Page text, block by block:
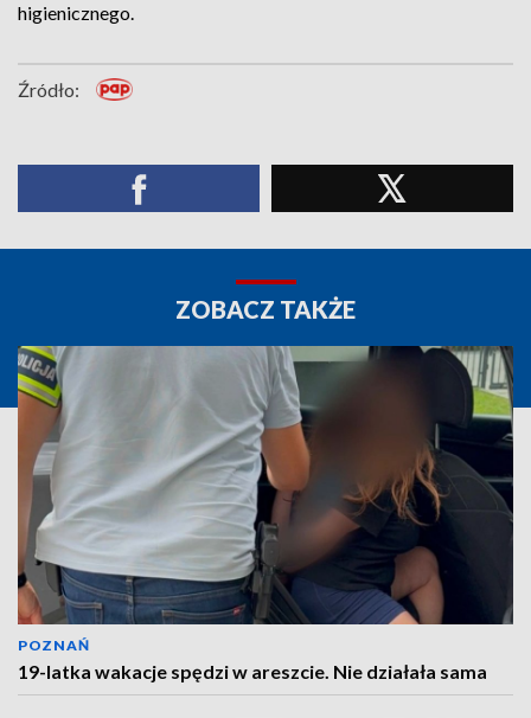
higienicznego.
Źródło:
ZOBACZ TAKŻE
POZNAŃ
19-latka wakacje spędzi w areszcie. Nie działała sama